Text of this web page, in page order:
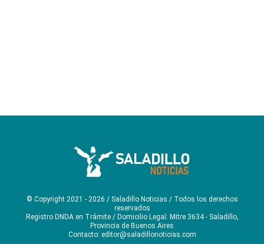
© Copyright 2021 - 2026 / Saladillo Noticias / Todos los derechos
reservados
Registro DNDA en Trámite / Domicilio Legal: Mitre 3634 - Saladillo,
Provincia de Buenos Aires
Contacto: editor@saladillonoticias.com